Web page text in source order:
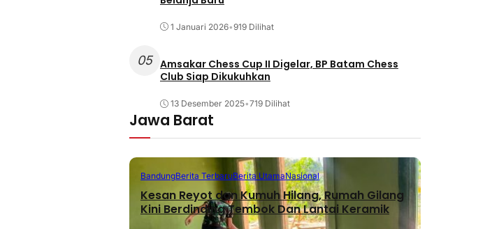
1 Januari 2026•919 Dilihat
05 Amsakar Chess Cup II Digelar, BP Batam Chess
Club Siap Dikukuhkan
13 Desember 2025•719 Dilihat
Jawa Barat
BandungBerita TerbaruBerita UtamaNasional
Kesan Reyot dan Kumuh Hilang, Rumah Gilang
Kini Berdinding Tembok Dan Lantai Keramik